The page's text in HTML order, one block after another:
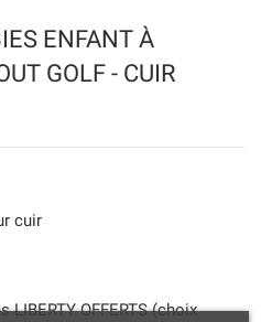
ENFANT À
GOLF - CUIR
cuir
OFFERTS (choix